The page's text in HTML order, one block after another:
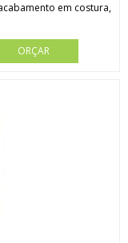
em costura,
ORÇAR